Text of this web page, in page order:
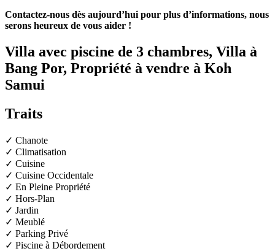
Contactez-nous dès aujourd’hui pour plus d’informations, nous
serons heureux de vous aider !
Villa avec piscine de 3 chambres, Villa à
Bang Por, Propriété à vendre à Koh
Samui
Traits
✓ Chanote
✓ Climatisation
✓ Cuisine
✓ Cuisine Occidentale
✓ En Pleine Propriété
✓ Hors-Plan
✓ Jardin
✓ Meublé
✓ Parking Privé
✓ Piscine à Débordement